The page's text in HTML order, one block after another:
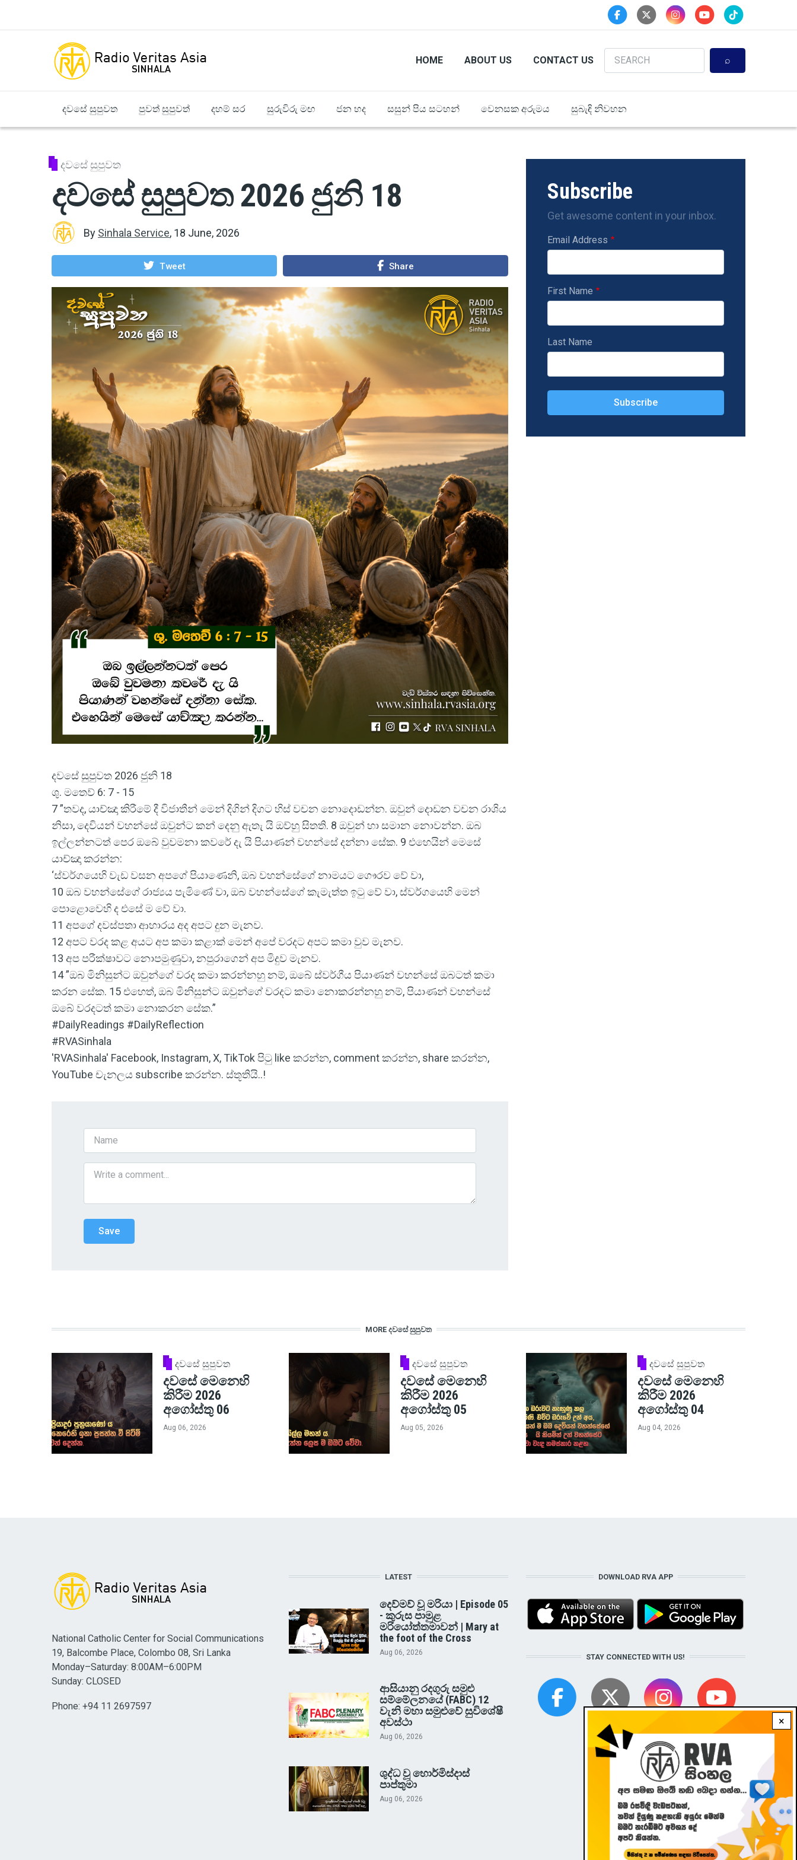
HOME ABOUT US CONTACT US
Search
දවසේ සුපුවත පුවත් සුපුවත් දහම් සර සුරුවිරු මඟ ජන හද සසුන් පිය සටහන් වෙනසක අරුමය සුබැඳි නිවහන
දවසේ සුපුවත
දවසේ සුපුවත 2026 ජුනි 18
By Sinhala Service, 18 June, 2026
Tweet Share
දවසේ සුපුවත 2026 ජුනි 18
ශු. මතෙව් 6: 7 - 15
7 ”තවද, යාච්ඤා කිරීමේ දී විජාතීන් මෙන් දිගින් දිගට හිස් වචන නොදොඩන්න. ඔවුන් දොඩන වචන රාශිය
නිසා, දෙවියන් වහන්සේ ඔවුන්ට කන් දෙනු ඇතැ යි ඔව්හු සිතති. 8 ඔවුන් හා සමාන නොවන්න. ඔබ
ඉල්ලන්නටත් පෙර ඔබේ වුවමනා කවරේ දැ යි පියාණන් වහන්සේ දන්නා සේක. 9 එහෙයින් මෙසේ
යාච්ඤා කරන්න:
‘ස්වර්ගයෙහි වැඩ වසන අපගේ පියාණෙනි, ඔබ වහන්සේගේ නාමයට ගෞරව වේ වා,
10 ඔබ වහන්සේගේ රාජ්‍යය පැමිණේ වා, ඔබ වහන්සේගේ කැමැත්ත ඉටු වේ වා, ස්වර්ගයෙහි මෙන්
පොළොවෙහි ද එසේ ම වේ වා.
11 අපගේ දවස්පතා ආහාරය අද අපට දුන මැනව.
12 අපට වරද කළ අයට අප කමා කළාක් මෙන් අපේ වරදට අපට කමා වුව මැනව.
13 අප පරීක්ෂාවට නොපමුණුවා, නපුරාගෙන් අප මිදුව මැනව.
14 ”ඔබ මිනිසුන්ට ඔවුන්ගේ වරද කමා කරන්නහු නම්, ඔබේ ස්වර්ගීය පියාණන් වහන්සේ ඔබටත් කමා
කරන සේක. 15 එහෙත්, ඔබ මිනිසුන්ට ඔවුන්ගේ වරදට කමා නොකරන්නහු නම්, පියාණන් වහන්සේ
ඔබේ වරදටත් කමා නොකරන සේක.”
#DailyReadings #DailyReflection
#RVASinhala
'RVASinhala' Facebook, Instagram, X, TikTok පිටු like කරන්න, comment කරන්න, share කරන්න,
YouTube චැනලය subscribe කරන්න. ස්තූතියි..!
Subscribe
Get awesome content in your inbox.
Email Address
First Name
Last Name
MORE දවසේ සුපුවත
දවසේ සුපුවත
දවසේ මෙනෙහි
කිරීම 2026
අගෝස්තු 06
Aug 06, 2026
දවසේ සුපුවත
දවසේ මෙනෙහි
කිරීම 2026
අගෝස්තු 05
Aug 05, 2026
දවසේ සුපුවත
දවසේ මෙනෙහි
කිරීම 2026
අගෝස්තු 04
Aug 04, 2026
×
National Catholic Center for Social Communications
19, Balcombe Place, Colombo 08, Sri Lanka
Monday–Saturday: 8:00AM–6:00PM
Sunday: CLOSED
Phone: +94 11 2697597
LATEST
දෙව්මව් වූ මරියා | Episode 05
- කුරුස පාමුළ
මරියෝත්තමාවන් | Mary at
the foot of the Cross
Aug 06, 2026
ආසියානු රදගුරු සමුළු
සම්මේලනයේ (FABC) 12
වැනි මහා සමුළුවේ සුවිශේෂී
අවස්ථා
Aug 06, 2026
ශුද්ධ වූ හොර්මිස්දාස්
පාප්තුමා
Aug 06, 2026
DOWNLOAD RVA APP
STAY CONNECTED WITH US!